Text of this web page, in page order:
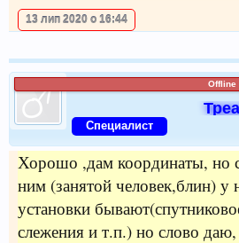
13 лип 2020 о 16:44
Offline
Специалист
Хорошо ,дам координаты, но
ним (занятой человек,блин) у
установки
слежения и т.п.) но слово